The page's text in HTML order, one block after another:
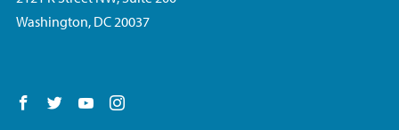
Washington, DC 20037
Follow us on Facebook
Follow us on Twitter
Follow us on YouTube